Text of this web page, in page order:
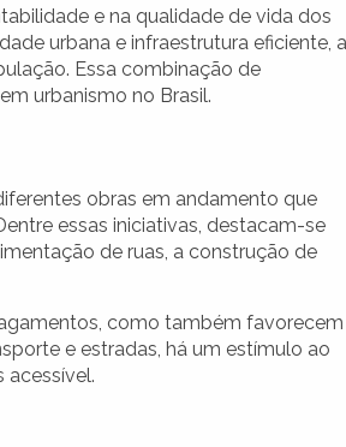
e na qualidade de vida dos
urbana e infraestrutura eficiente, a
Essa combinação de
urbanismo no Brasil.
obras em andamento que
essas iniciativas, destacam-se
de ruas, a construção de
como também
e estradas, há um estímulo ao
acessível.